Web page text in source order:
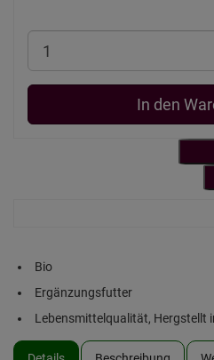
In den
Bio
Ergänzungsfutter
Lebensmittelqualität, Hergstellt